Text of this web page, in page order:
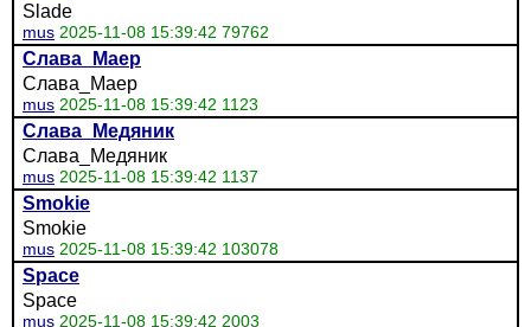
Slade
mus 2025-11-08 15:39:42 79762
Слава_Маер
Слава_Маер
mus 2025-11-08 15:39:42 1123
Слава_Медяник
Слава_Медяник
mus 2025-11-08 15:39:42 1137
Smokie
Smokie
mus 2025-11-08 15:39:42 103078
Space
Space
mus 2025-11-08 15:39:42 2003